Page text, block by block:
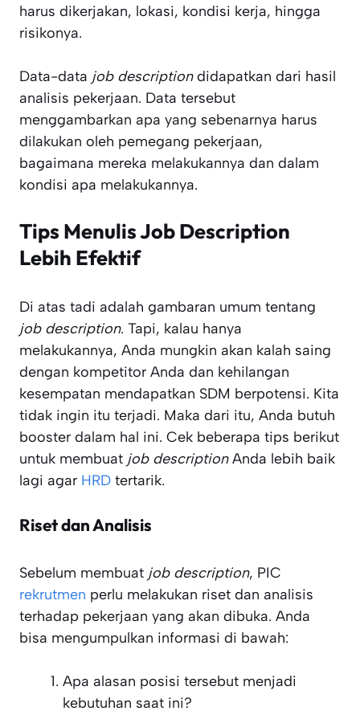
harus dikerjakan, lokasi, kondisi kerja, hingga
risikonya.
Data-data job descriptiondidapatkan dari hasil
analisis pekerjaan. Data tersebut
menggambarkan apa yang sebenarnya harus
dilakukan oleh pemegang pekerjaan,
bagaimana mereka melakukannya dan dalam
kondisi apa melakukannya.
Tips Menulis Job Description
Lebih Efektif
Di atas tadi adalah gambaran umum tentang
job description. Tapi, kalau hanya
melakukannya, Anda mungkin akan kalah saing
dengan kompetitor Anda dan kehilangan
kesempatan mendapatkan SDM berpotensi. Kita
tidak ingin itu terjadi. Maka dari itu, Anda butuh
booster dalam hal ini. Cek beberapa tips berikut
untuk membuat job descriptionAnda lebih baik
lagi agar HRD tertarik.
Riset dan Analisis
Sebelum membuat job description, PIC
rekrutmen perlu melakukan riset dan analisis
terhadap pekerjaan yang akan dibuka. Anda
bisa mengumpulkan informasi di bawah:
Apa alasan posisi tersebut menjadi
kebutuhan saat ini?